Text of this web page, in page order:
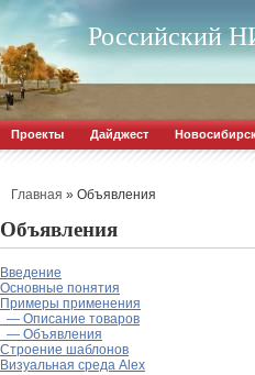
Российский
Проекты Дайджест
Главная » Объявления
Объявления
Введение
Основные понятия
Примеры применения
— Описание товаров
— Объявления
Строение шаблонов
Визуальная среда Alex